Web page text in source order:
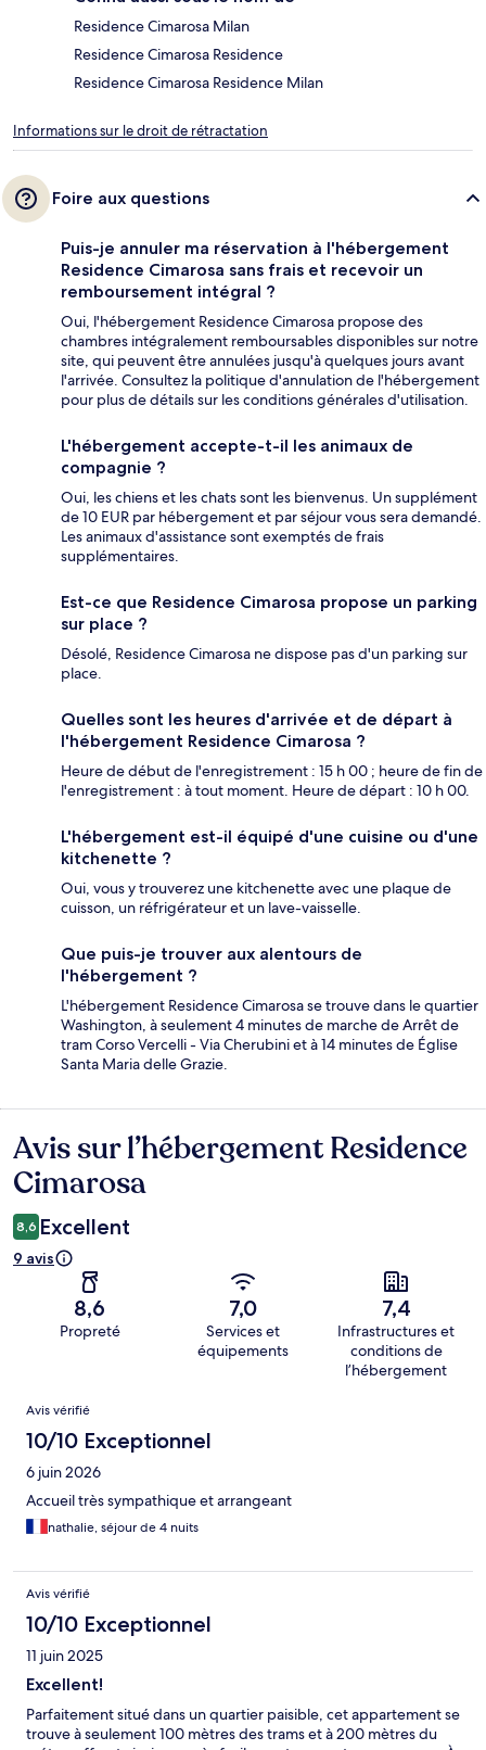
Residence Cimarosa Milan
Residence Cimarosa Residence
Residence Cimarosa Residence Milan
Informations sur le droit de rétractation
Foire aux questions
Puis-je annuler ma réservation à l'hébergement
Residence Cimarosa sans frais et recevoir un
remboursement intégral ?
Oui, l'hébergement Residence Cimarosa propose des
chambres intégralement remboursables disponibles sur notre
site, qui peuvent être annulées jusqu'à quelques jours avant
l'arrivée. Consultez la politique d'annulation de l'hébergement
pour plus de détails sur les conditions générales d'utilisation.
L'hébergement accepte-t-il les animaux de
compagnie ?
Oui, les chiens et les chats sont les bienvenus. Un supplément
de 10 EUR par hébergement et par séjour vous sera demandé.
Les animaux d'assistance sont exemptés de frais
supplémentaires.
Est-ce que Residence Cimarosa propose un parking
sur place ?
Désolé, Residence Cimarosa ne dispose pas d'un parking sur
place.
Quelles sont les heures d'arrivée et de départ à
l'hébergement Residence Cimarosa ?
Heure de début de l'enregistrement : 15 h 00 ; heure de fin de
l'enregistrement : à tout moment. Heure de départ : 10 h 00.
L'hébergement est-il équipé d'une cuisine ou d'une
kitchenette ?
Oui, vous y trouverez une kitchenette avec une plaque de
cuisson, un réfrigérateur et un lave-vaisselle.
Que puis-je trouver aux alentours de
l'hébergement ?
L'hébergement Residence Cimarosa se trouve dans le quartier
Washington, à seulement 4 minutes de marche de Arrêt de
tram Corso Vercelli - Via Cherubini et à 14 minutes de Église
Santa Maria delle Grazie.
Avis
Avis sur l’hébergement Residence
Cimarosa
8,6 Excellent
9 avis
8,6
Propreté
7,0
Services et
équipements
7,4
Infrastructures et
conditions de
l’hébergement
Avis
Avis vérifié
10/10 Exceptionnel
6 juin 2026
Accueil très sympathique et arrangeant
nathalie, séjour de 4 nuits
Avis vérifié
10/10 Exceptionnel
11 juin 2025
Excellent!
Parfaitement situé dans un quartier paisible, cet appartement se
trouve à seulement 100 mètres des trams et à 200 mètres du